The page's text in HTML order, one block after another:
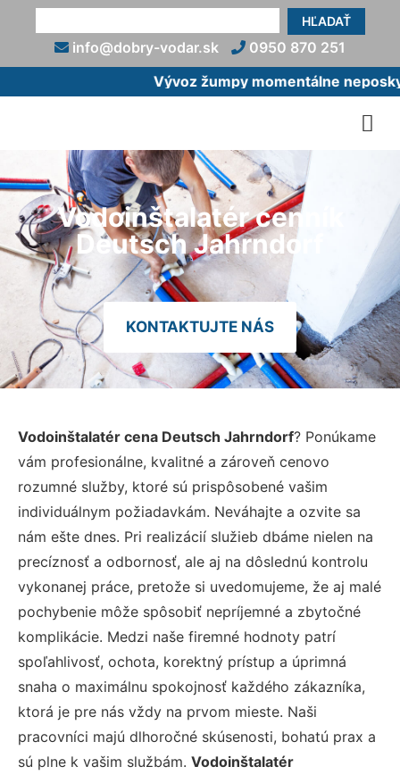
HĽADAŤ
info@dobry-vodar.sk
0950 870 251
Vývoz žumpy momentálne
Vodoinštalatér cenník
Deutsch Jahrndorf
KONTAKTUJTE NÁS
Vodoinštalatér cena Deutsch Jahrndorf? Ponúkame
vám profesionálne, kvalitné a zároveň cenovo
rozumné služby, ktoré sú prispôsobené vašim
individuálnym požiadavkám. Neváhajte a ozvite sa
nám ešte dnes. Pri realizácií služieb dbáme nielen na
precíznosť a odbornosť, ale aj na dôslednú kontrolu
vykonanej práce, pretože si uvedomujeme, že aj malé
pochybenie môže spôsobiť nepríjemné a zbytočné
komplikácie. Medzi naše firemné hodnoty patrí
spoľahlivosť, ochota, korektný prístup a úprimná
snaha o maximálnu spokojnosť každého zákazníka,
ktorá je pre nás vždy na prvom mieste. Naši
pracovníci majú dlhoročné skúsenosti, bohatú prax a
sú plne k vašim službám. Vodoinštalatér